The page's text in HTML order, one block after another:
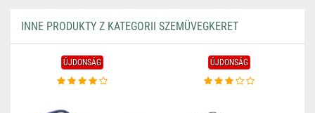
INNE PRODUKTY Z KATEGORII SZEMÜVEGKERET
ÚJDONSÁG ÚJDONSÁG